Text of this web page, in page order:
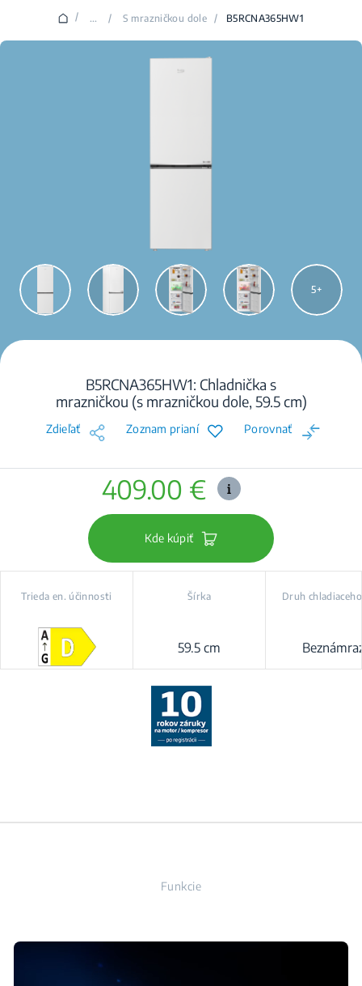
/ ... / S mrazničkou dole / B5RCNA365HW1
5
B5RCNA365HW1: Chladnička s
mrazničkou (s mrazničkou dole, 59.5 cm)
Zdieľať Zoznam prianí Porovnať
409.00 €
Kde kúpiť
Trieda en. účinnosti Šírka
59.5 cm
Druh
Funkcie